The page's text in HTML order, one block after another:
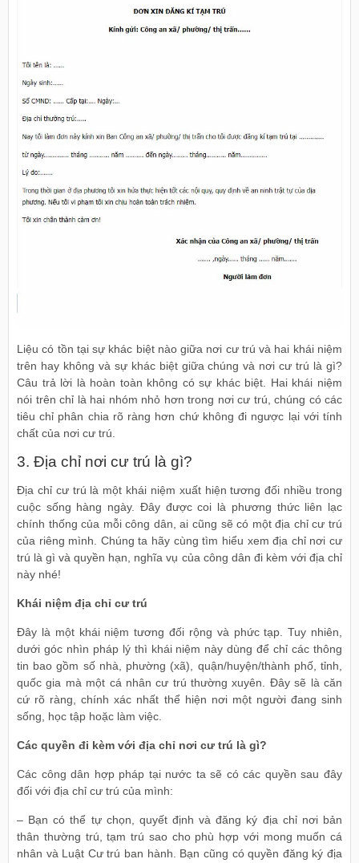
Liệu có tồn tại sự khác biệt nào giữa nơi cư trú và hai khái niệm
trên hay không và sự khác biệt giữa chúng và nơi cư trú là gì?
Câu trả lời là hoàn toàn không có sự khác biệt. Hai khái niệm
nói trên chỉ là hai nhóm nhỏ hơn trong nơi cư trú, chúng có các
tiêu chỉ phân chia rõ ràng hơn chứ không đi ngược lại với tính
chất của nơi cư trú.
3. Địa chỉ nơi cư trú là gì?
Địa chỉ cư trú là một khái niệm xuất hiện tương đối nhiều trong
cuộc sống hàng ngày. Đây được coi là phương thức liên lạc
chính thống của mỗi công dân, ai cũng sẽ có một địa chỉ cư trú
của riêng mình. Chúng ta hãy cùng tìm hiểu xem địa chỉ nơi cư
trú là gì và quyền hạn, nghĩa vụ của công dân đi kèm với địa chỉ
này nhé!
Khái niệm địa chỉ cư trú
Đây là một khái niệm tương đối rộng và phức tạp. Tuy nhiên,
dưới góc nhìn pháp lý thì khái niệm này dùng để chỉ các thông
tin bao gồm số nhà, phường (xã), quận/huyện/thành phố, tỉnh,
quốc gia mà một cá nhân cư trú thường xuyên. Đây sẽ là căn
cứ rõ ràng, chính xác nhất thể hiện nơi một người đang sinh
sống, học tập hoặc làm việc.
Các quyền đi kèm với địa chỉ nơi cư trú là gì?
Các công dân hợp pháp tại nước ta sẽ có các quyền sau đây
đối với địa chỉ cư trú của mình:
– Bạn có thể tự chọn, quyết định và đăng ký địa chỉ nơi bản
thân thường trú, tạm trú sao cho phù hợp với mong muốn cá
nhân và Luật Cư trú ban hành. Bạn cũng có quyền đăng ký địa